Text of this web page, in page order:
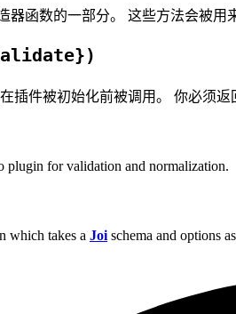
函数的一部分。 这些方法会被用
插件被初始化前被调用。 你必须
plugin for validation and normalization.
which takes a Joi schema and options